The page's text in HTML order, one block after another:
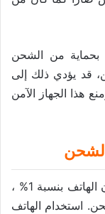
بحماية من الشحن
قد يؤدي ذلك إلى
هذا الجهاز الآمن
كلنا نريد الوصول إلى التطبيقات عندما يكون الهاتف بنسبة 1% ،
استخدام الهاتف